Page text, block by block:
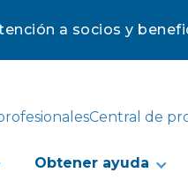
a socios y
Central de
Obtener ayuda